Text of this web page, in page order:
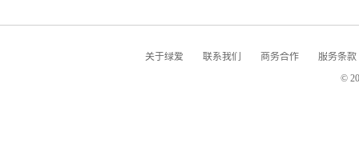
关于绿爱 联系我们 商务合作
服务条款
©